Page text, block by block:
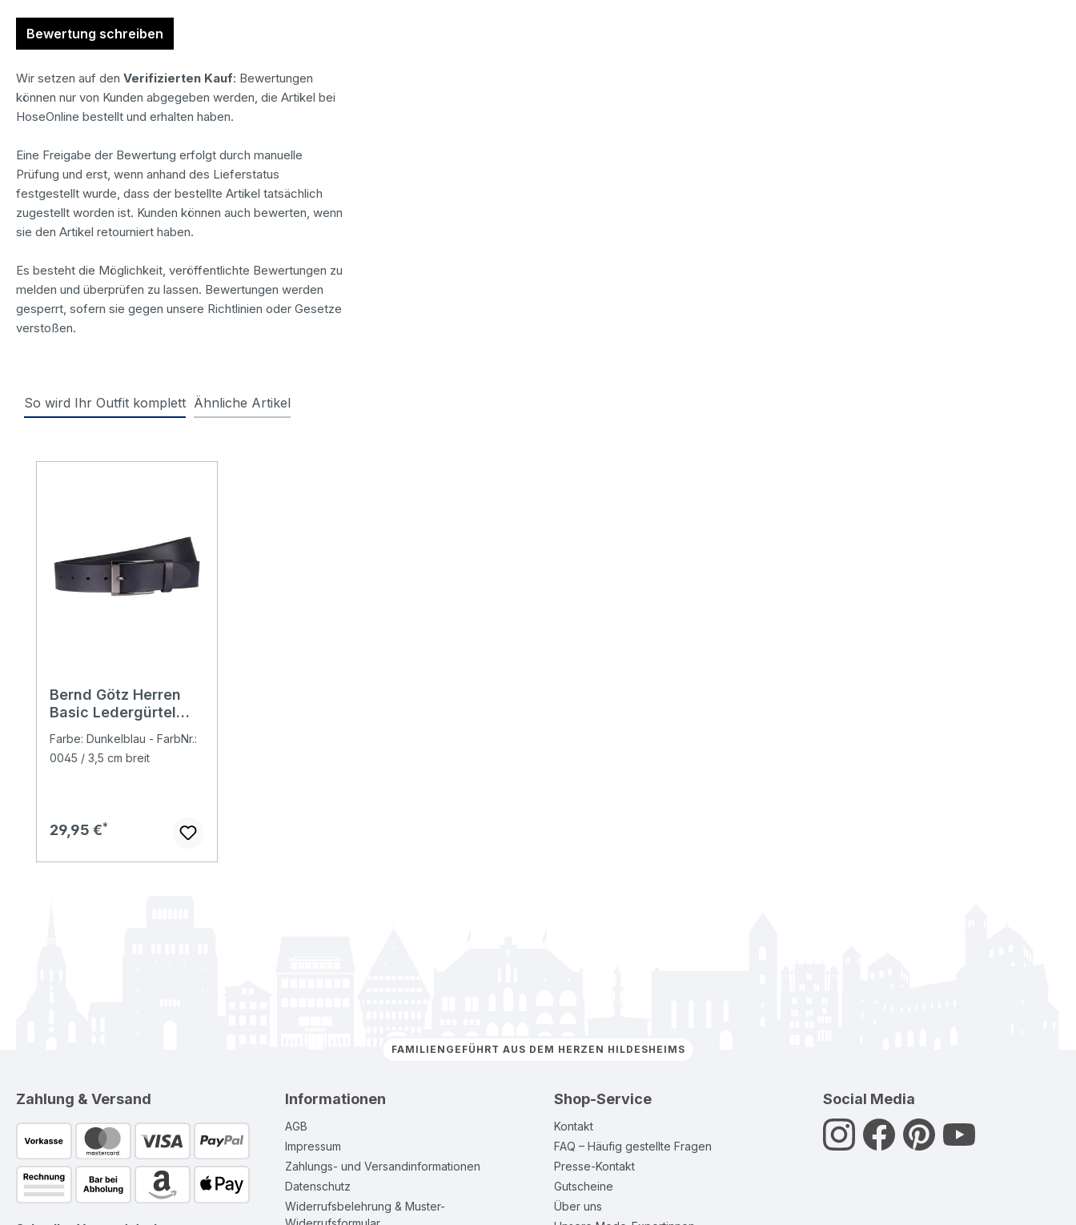
Bewertung schreiben
Wir setzen auf den Verifizierten Kauf: Bewertungen
können nur von Kunden abgegeben werden, die Artikel bei
HoseOnline bestellt und erhalten haben.
Eine Freigabe der Bewertung erfolgt durch manuelle
Prüfung und erst, wenn anhand des Lieferstatus
festgestellt wurde, dass der bestellte Artikel tatsächlich
zugestellt worden ist. Kunden können auch bewerten, wenn
sie den Artikel retourniert haben.
Es besteht die Möglichkeit, veröffentlichte Bewertungen zu
melden und überprüfen zu lassen. Bewertungen werden
gesperrt, sofern sie gegen unsere Richtlinien oder Gesetze
verstoßen.
So wird Ihr Outfit komplett Ähnliche Artikel
Bernd Götz Herren
Basic Ledergürtel
Farbe: Dunkelblau - FarbNr.:
0045 / 3,5 cm breit
Regulärer Preis:
29,95 €
FAMILIENGEFÜHRT AUS DEM HERZEN HILDESHEIMS
Zahlung & Versand Informationen
AGB
Impressum
Zahlungs- und Versandinformationen
Datenschutz
Widerrufsbelehrung & Muster-
Shop-Service
Kontakt
FAQ – Häufig gestellte Fragen
Presse-Kontakt
Gutscheine
Über uns
Social Media